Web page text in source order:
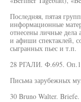
Последняя, пятая
информационные
отнесены личные дела
и афиши спектаклей,
сыгранных пьес и т.п.
28 РГАЛИ. Ф.695.
Письма зарубежных
30 Bruno Walter.